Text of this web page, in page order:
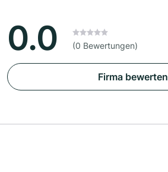
0.0 (0 Bewertungen)
Firma bewerten